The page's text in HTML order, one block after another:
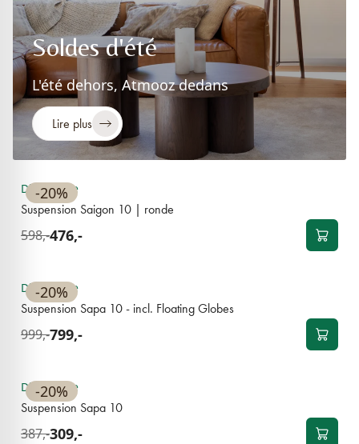
Soldes d'été
L'été dehors, Atmooz dedans
Lire plus
-20%
Disponible
Suspension Saigon 10 | ronde
598,-476,-
-20%
Disponible
Suspension Sapa 10 - incl. Floating Globes
999,-799,-
-20%
Disponible
Suspension Sapa 10
387,-309,-